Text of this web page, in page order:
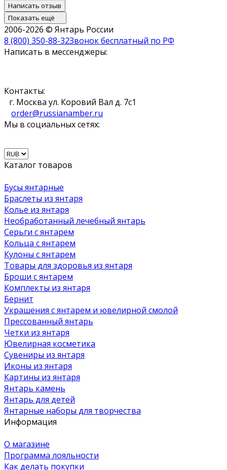
Написать отзыв
Показать ещё
2006-2026 © Янтарь России
8 (800) 350-88-32Звонок бесплатный по РФ
Написать в мессенджеры:
Контакты:
г. Москва ул. Коровий Вал д. 7с1
order@russianamber.ru
Мы в социальных сетях:
Каталог товаров
Бусы янтарные
Браслеты из янтаря
Колье из янтаря
Необработанный лечебный янтарь
Серьги с янтарем
Кольца с янтарем
Кулоны с янтарем
Товары для здоровья из янтаря
Броши с янтарем
Комплекты из янтаря
Бернит
Украшения с янтарем и ювелирной смолой
Прессованный янтарь
Четки из янтаря
Ювелирная косметика
Сувениры из янтаря
Иконы из янтаря
Картины из янтаря
Янтарь камень
Янтарь для детей
Янтарные наборы для творчества
Информация
О магазине
Программа лояльности
Как делать покупки